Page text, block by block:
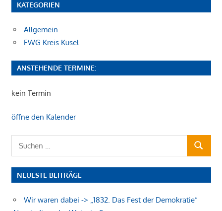
KATEGORIEN
Allgemein
FWG Kreis Kusel
ANSTEHENDE TERMINE:
kein Termin
öffne den Kalender
SUCHEN
NEUESTE BEITRÄGE
Wir waren dabei -> „1832. Das Fest der Demokratie“